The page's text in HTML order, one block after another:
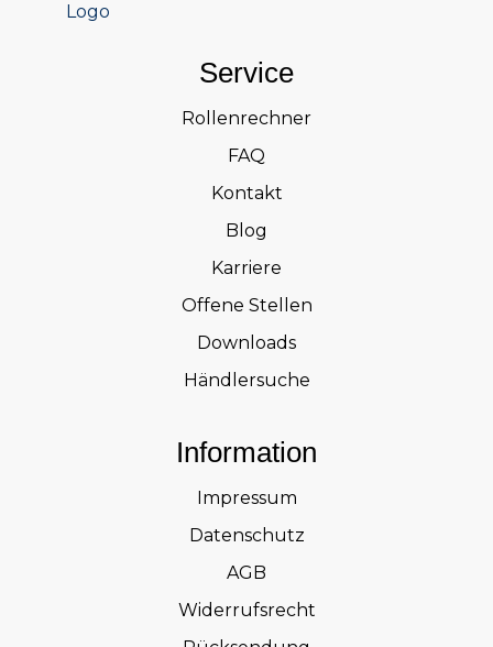
Service
Rollenrechner
FAQ
Kontakt
Blog
Karriere
Offene Stellen
Downloads
Händlersuche
Information
Impressum
Datenschutz
AGB
Widerrufsrecht